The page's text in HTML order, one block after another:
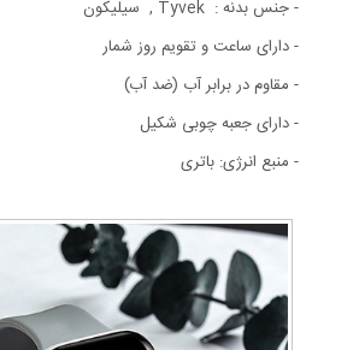
- جنس بدنه : Tyvek , سیلیکون
- دارای ساعت و تقویم روز شمار
- مقاوم در برابر آب (ضد آب)
- دارای جعبه چوبی شکیل
- منبع انرژی: باتری